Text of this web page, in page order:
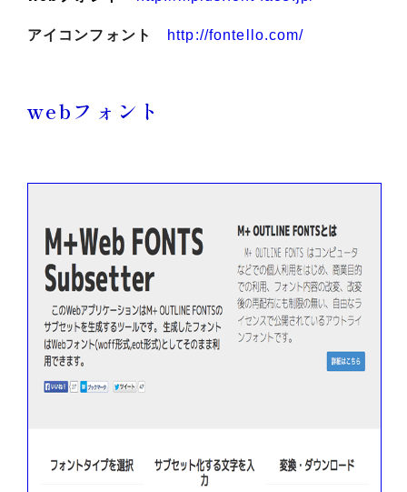
アイコンフォント http://fontello.com/
webフォント